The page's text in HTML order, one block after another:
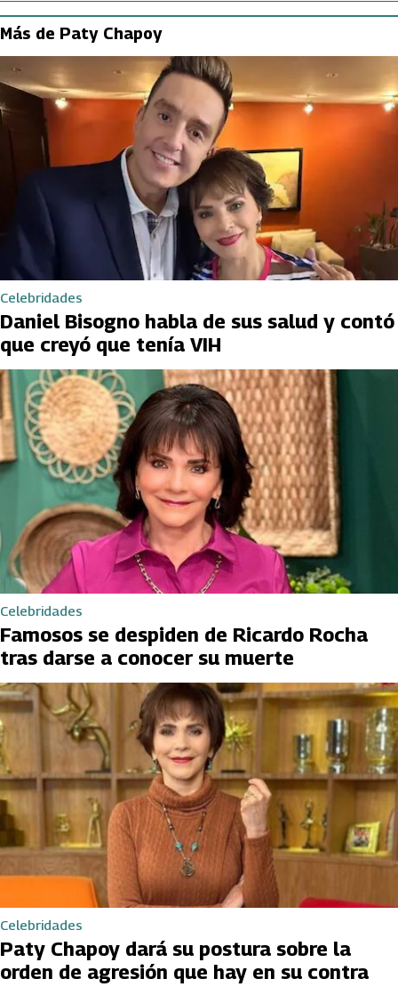
Más de Paty Chapoy
Celebridades
Daniel Bisogno habla de sus salud y contó
que creyó que tenía VIH
Celebridades
Famosos se despiden de Ricardo Rocha
tras darse a conocer su muerte
Celebridades
Paty Chapoy dará su postura sobre la
orden de agresión que hay en su contra